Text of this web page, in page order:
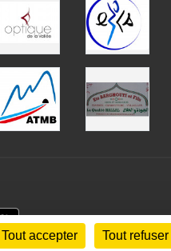
Tout accepter Tout refuser